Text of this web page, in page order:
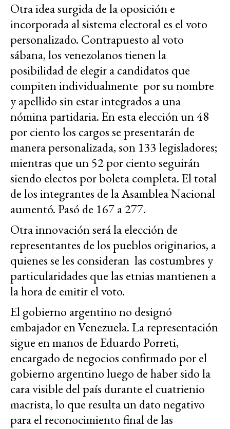
Otra idea surgida de la oposición e
incorporada al sistema electoral es el voto
personalizado. Contrapuesto al voto
sábana, los venezolanos tienen la
posibilidad de elegir a candidatos que
compiten individualmente por su nombre
y apellido sin estar integrados a una
nómina partidaria. En esta elección un 48
por ciento los cargos se presentarán de
manera personalizada, son 133 legisladores;
mientras que un 52 por ciento seguirán
siendo electos por boleta completa. El total
de los integrantes de la Asamblea Nacional
aumentó. Pasó de 167 a 277.
Otra innovación será la elección de
representantes de los pueblos originarios, a
quienes se les consideran las costumbres y
particularidades que las etnias mantienen a
la hora de emitir el voto.
El gobierno argentino no designó
embajador en Venezuela. La representación
sigue en manos de Eduardo Porreti,
encargado de negocios confirmado por el
gobierno argentino luego de haber sido la
cara visible del país durante el cuatrienio
macrista, lo que resulta un dato negativo
para el reconocimiento final de las